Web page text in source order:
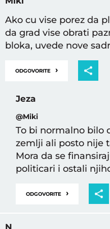
Ako cu vise porez da
da grad vise obrati
bloka, uvede nove
ODGOVORITE ›
Jeza
@Miki
To bi normalno bilo
zemlji ali posto nije
Mora da se
politicari i ostali
ODGOVORITE ›
N